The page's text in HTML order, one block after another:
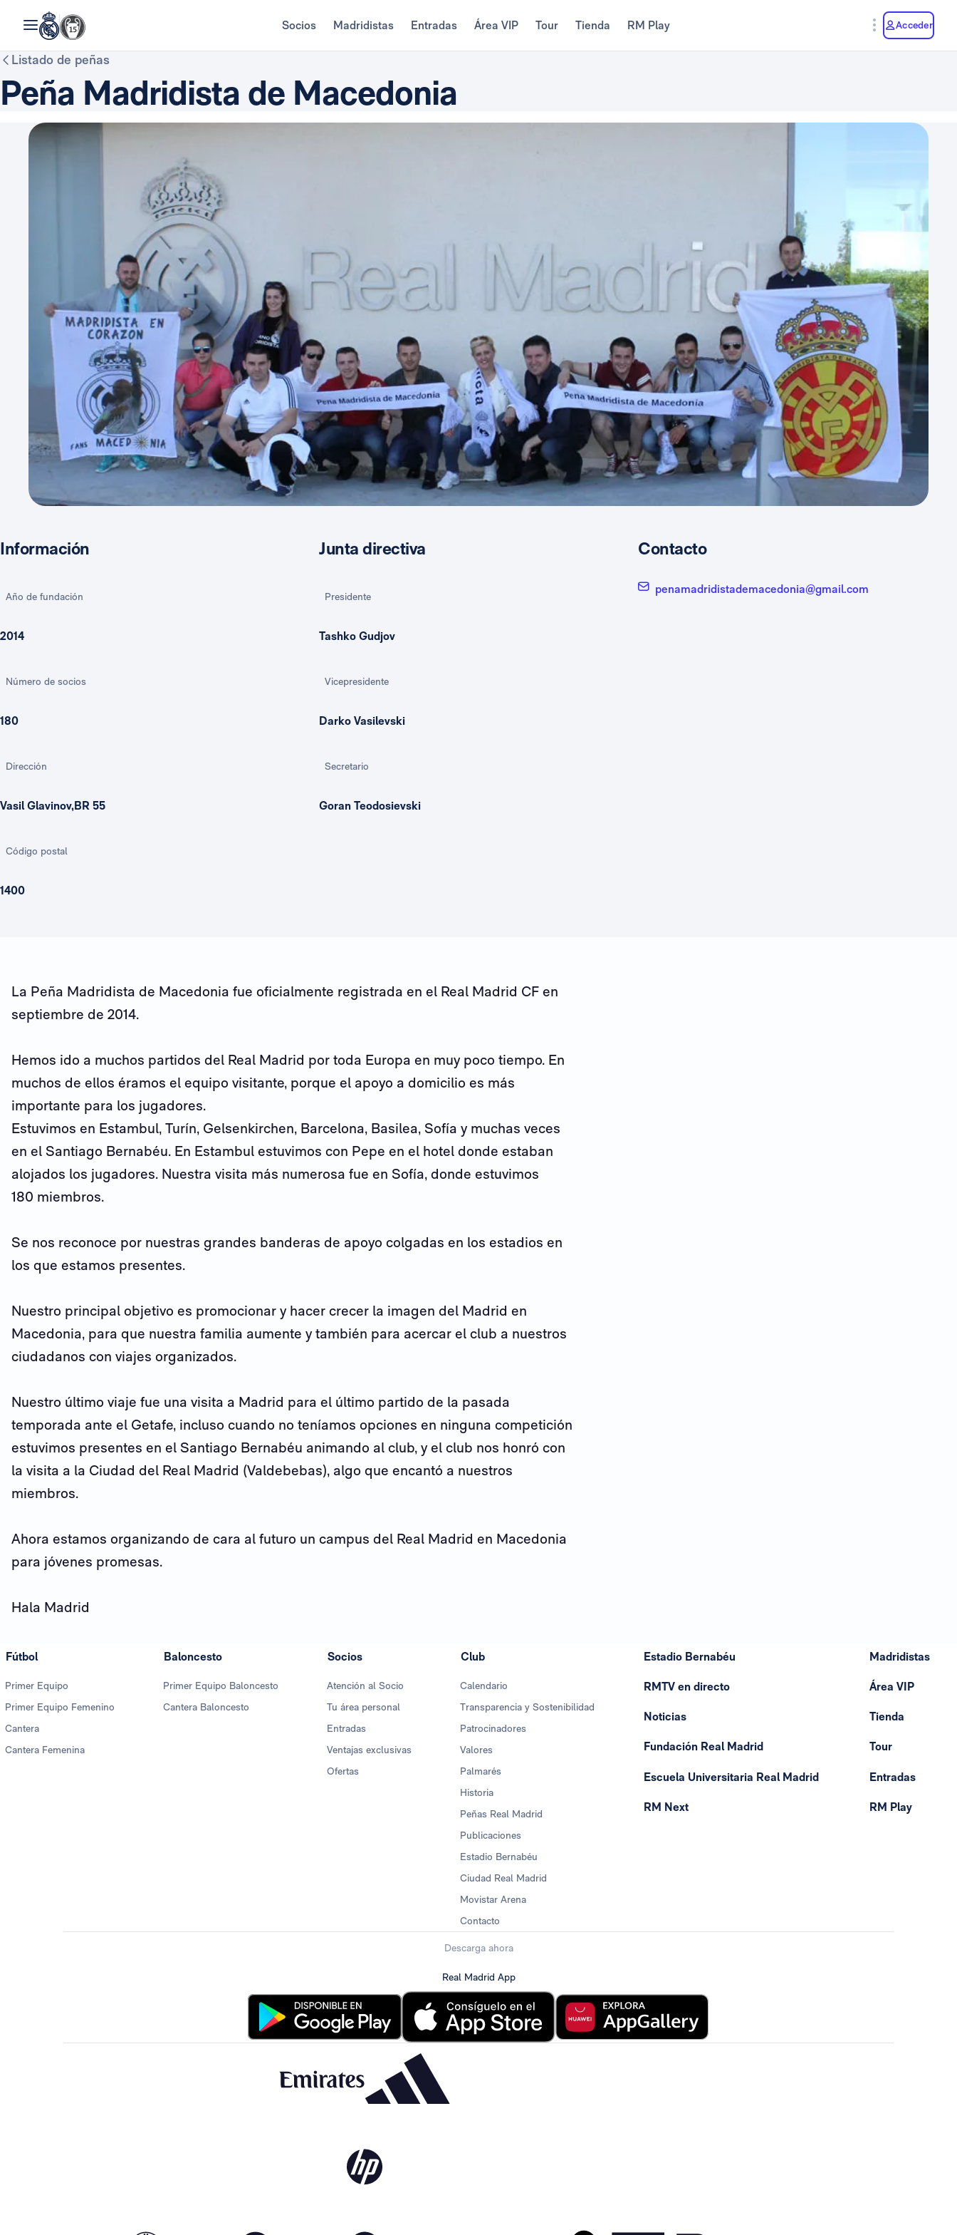
Socios Madridistas Entradas Área VIP Tour Tienda RM Play Acceder
Listado de peñas
Peña Madridista de Macedonia
Información
Año de fundación
2014
Número de socios
180
Dirección
Vasil Glavinov,BR 55
Código postal
1400
Junta directiva
Presidente
Tashko Gudjov
Vicepresidente
Darko Vasilevski
Secretario
Goran Teodosievski
Contacto
penamadridistademacedonia@gmail.com
La Peña Madridista de Macedonia fue oficialmente registrada en el Real Madrid CF en
septiembre de 2014.
Hemos ido a muchos partidos del Real Madrid por toda Europa en muy poco tiempo. En
muchos de ellos éramos el equipo visitante, porque el apoyo a domicilio es más
importante para los jugadores.
Estuvimos en Estambul, Turín, Gelsenkirchen, Barcelona, Basilea, Sofía y muchas veces
en el Santiago Bernabéu. En Estambul estuvimos con Pepe en el hotel donde estaban
alojados los jugadores. Nuestra visita más numerosa fue en Sofía, donde estuvimos
180 miembros.
Se nos reconoce por nuestras grandes banderas de apoyo colgadas en los estadios en
los que estamos presentes.
Nuestro principal objetivo es promocionar y hacer crecer la imagen del Madrid en
Macedonia, para que nuestra familia aumente y también para acercar el club a nuestros
ciudadanos con viajes organizados.
Nuestro último viaje fue una visita a Madrid para el último partido de la pasada
temporada ante el Getafe, incluso cuando no teníamos opciones en ninguna competición
estuvimos presentes en el Santiago Bernabéu animando al club, y el club nos honró con
la visita a la Ciudad del Real Madrid (Valdebebas), algo que encantó a nuestros
miembros.
Ahora estamos organizando de cara al futuro un campus del Real Madrid en Macedonia
para jóvenes promesas.
Hala Madrid
Fútbol
Primer Equipo
Primer Equipo Femenino
Cantera
Cantera Femenina
Baloncesto
Primer Equipo Baloncesto
Cantera Baloncesto
Socios
Atención al Socio
Tu área personal
Entradas
Ventajas exclusivas
Ofertas
Club
Calendario
Transparencia y Sostenibilidad
Patrocinadores
Valores
Palmarés
Historia
Peñas Real Madrid
Publicaciones
Estadio Bernabéu
Ciudad Real Madrid
Movistar Arena
Contacto
Estadio Bernabéu
RMTV en directo
Noticias
Fundación Real Madrid
Escuela Universitaria Real Madrid
RM Next
Madridistas
Área VIP
Tienda
Tour
Entradas
RM Play
Descarga ahora
Real Madrid App